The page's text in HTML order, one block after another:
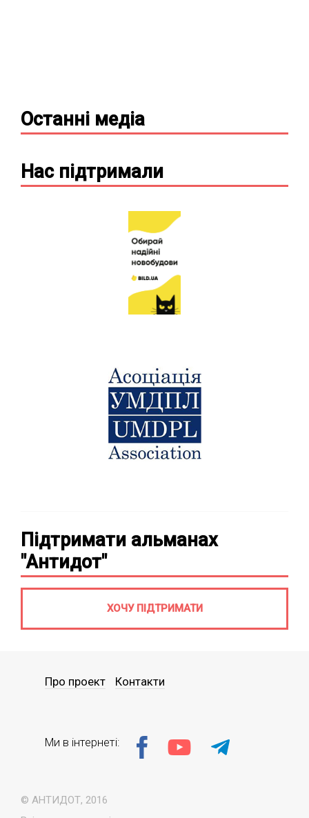
Останні медіа
Нас підтримали
Підтримати альманах
"Антидот"
ХОЧУ ПІДТРИМАТИ
© АНТИДОТ, 2016
Про проект Контакти
Ми в інтернеті: